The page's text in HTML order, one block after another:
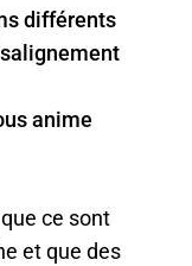
différents
anime
ce sont
et que des